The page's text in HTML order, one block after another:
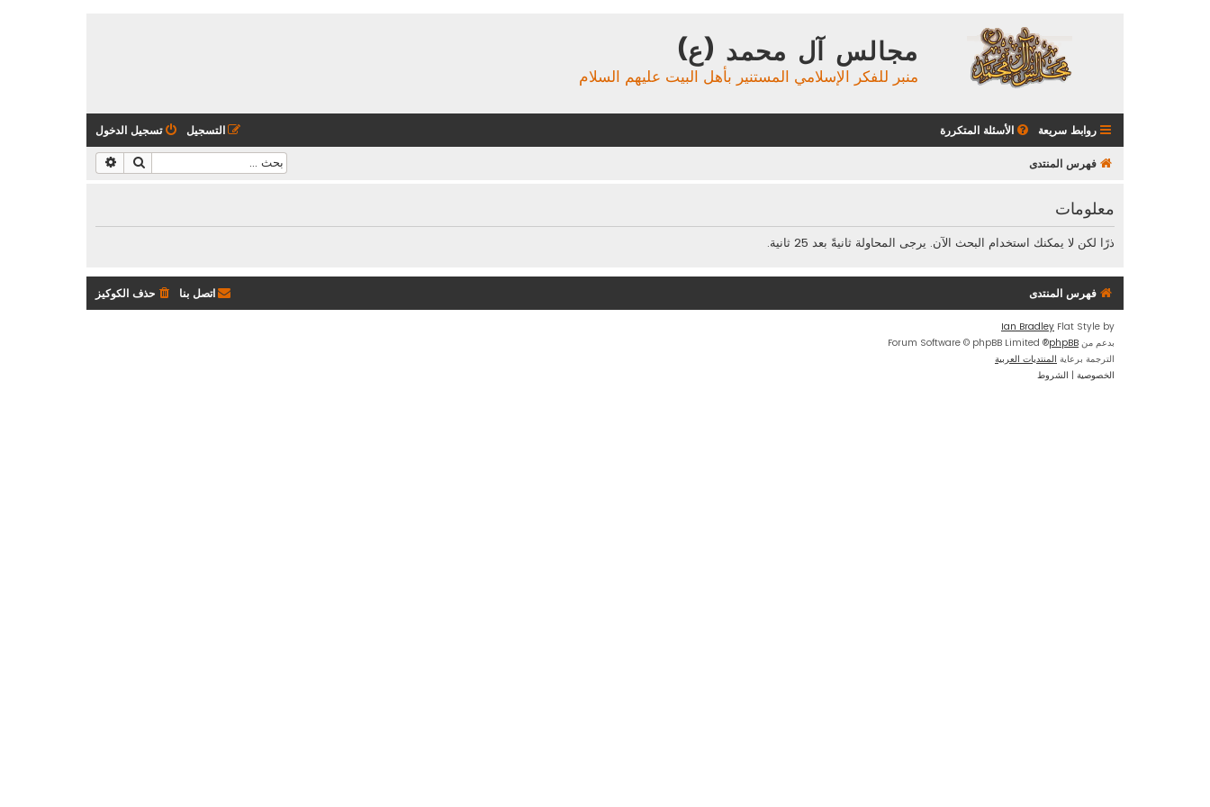
مجالس آل محمد (ع)
منبر للفكر الإسلامي المستنير بأهل البيت عليهم السلام
روابط سريعة الأسئلة المتكررة تسجيل الدخول التسجيل
فهرس المنتدى بحث
معلومات
ذرًا لكن لا يمكنك استخدام البحث الآن. يرجى المحاولة ثانيةً بعد 25 ثانية.
فهرس المنتدى حذف الكوكيز اتصل بنا
Flat Style by
Ian Bradley
بدعم من phpBB
® Forum Software © phpBB Limited
الترجمة برعاية المنتديات العربية
الخصوصية | الشروط